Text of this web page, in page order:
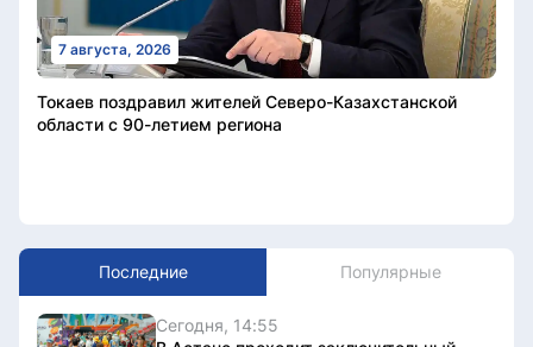
7 августа, 2026
Токаев поздравил жителей Северо-Казахстанской
области с 90-летием региона
Последние Популярные
Сегодня, 14:55